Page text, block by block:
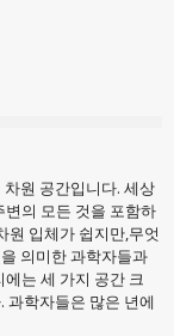
원 공간입니다. 세상
의 모든 것을 포함하
원 입체가 쉽지만,무엇
의미한 과학자들과
는 세 가지 공간 크
과학자들은 많은 년에